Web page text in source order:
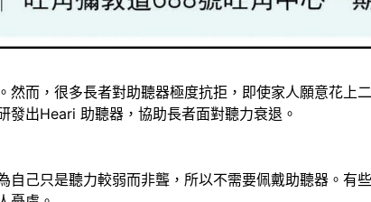
然而，很多長者對助聽器極度抗拒，即使家人願意花上
出Heari 助聽器，協助長者面對聽力衰退。
己只是聽力較弱而非聾，所以不需要佩戴助聽器。有